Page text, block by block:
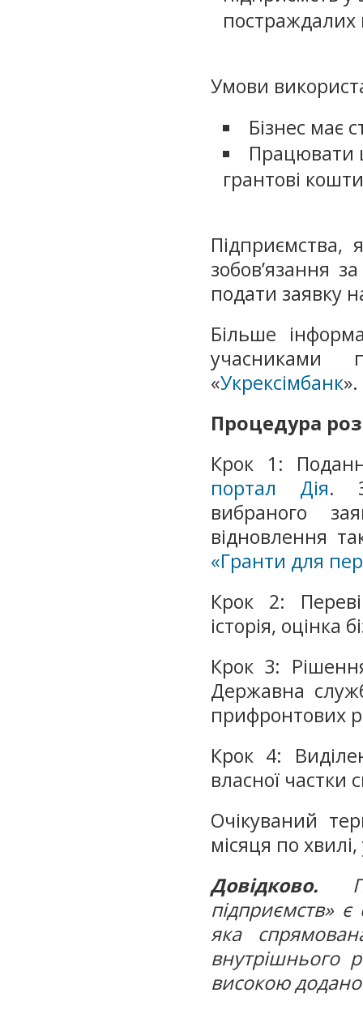
постраждалих
Умови
Бізнес має
Працювати
грантові
Підприємства,
зобов’язання
подати заявку
Більше
«Укрексімбанк».
Процедура
Крок 1:
портал Дія.
вибраного
відновлення
«Гранти для
Крок 2:
історія, оцінка
Крок 3:
Державна
прифронтових
Крок 4:
власної частки
Очікуваний
місяця по
Довідково.
підприємств»
яка
внутрішнього
високою